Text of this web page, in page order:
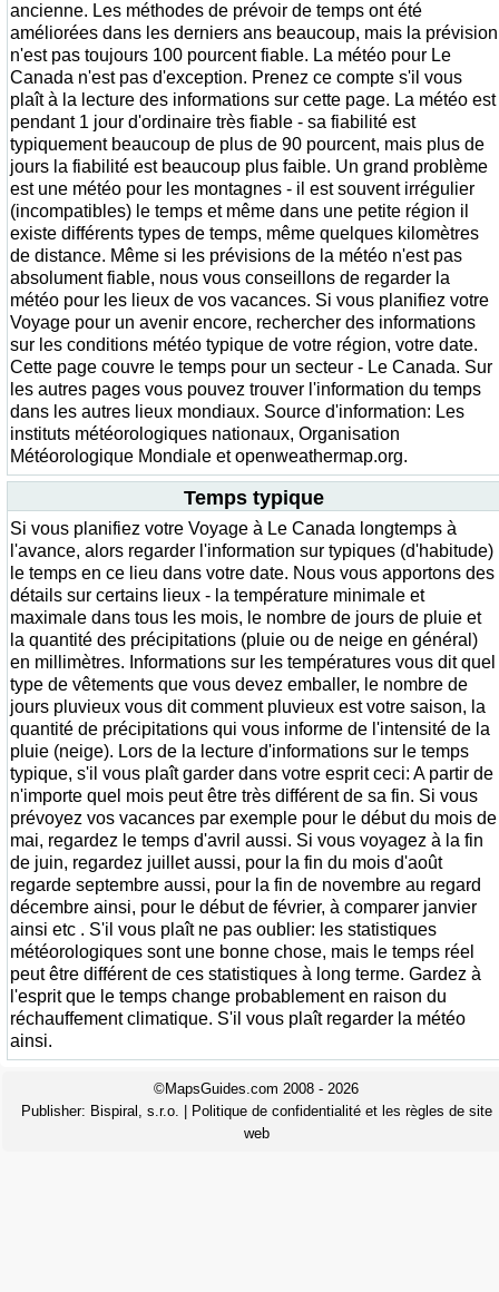
ancienne. Les méthodes de prévoir de temps ont été
améliorées dans les derniers ans beaucoup, mais la prévision
n'est pas toujours 100 pourcent fiable. La météo pour Le
Canada n'est pas d'exception. Prenez ce compte s'il vous
plaît à la lecture des informations sur cette page. La météo est
pendant 1 jour d'ordinaire très fiable - sa fiabilité est
typiquement beaucoup de plus de 90 pourcent, mais plus de
jours la fiabilité est beaucoup plus faible. Un grand problème
est une météo pour les montagnes - il est souvent irrégulier
(incompatibles) le temps et même dans une petite région il
existe différents types de temps, même quelques kilomètres
de distance. Même si les prévisions de la météo n'est pas
absolument fiable, nous vous conseillons de regarder la
météo pour les lieux de vos vacances. Si vous planifiez votre
Voyage pour un avenir encore, rechercher des informations
sur les conditions météo typique de votre région, votre date.
Cette page couvre le temps pour un secteur - Le Canada. Sur
les autres pages vous pouvez trouver l'information du temps
dans les autres lieux mondiaux. Source d'information: Les
instituts météorologiques nationaux, Organisation
Météorologique Mondiale et openweathermap.org.
Temps typique
Si vous planifiez votre Voyage à Le Canada longtemps à
l'avance, alors regarder l'information sur typiques (d'habitude)
le temps en ce lieu dans votre date. Nous vous apportons des
détails sur certains lieux - la température minimale et
maximale dans tous les mois, le nombre de jours de pluie et
la quantité des précipitations (pluie ou de neige en général)
en millimètres. Informations sur les températures vous dit quel
type de vêtements que vous devez emballer, le nombre de
jours pluvieux vous dit comment pluvieux est votre saison, la
quantité de précipitations qui vous informe de l'intensité de la
pluie (neige). Lors de la lecture d'informations sur le temps
typique, s'il vous plaît garder dans votre esprit ceci: A partir de
n'importe quel mois peut être très différent de sa fin. Si vous
prévoyez vos vacances par exemple pour le début du mois de
mai, regardez le temps d'avril aussi. Si vous voyagez à la fin
de juin, regardez juillet aussi, pour la fin du mois d'août
regarde septembre aussi, pour la fin de novembre au regard
décembre ainsi, pour le début de février, à comparer janvier
ainsi etc . S'il vous plaît ne pas oublier: les statistiques
météorologiques sont une bonne chose, mais le temps réel
peut être différent de ces statistiques à long terme. Gardez à
l'esprit que le temps change probablement en raison du
réchauffement climatique. S'il vous plaît regarder la météo
ainsi.
©MapsGuides.com 2008 - 2026
Publisher: Bispiral, s.r.o.
Politique de confidentialité et les règles de site
web